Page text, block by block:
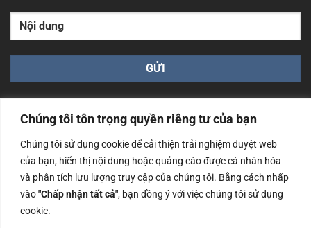
Chúng tôi tôn trọng quyền riêng tư của bạn
Chúng tôi sử dụng cookie để cải thiện trải nghiệm duyệt web
của bạn, hiển thị nội dung hoặc quảng cáo được cá nhân hóa
và phân tích lưu lượng truy cập của chúng tôi. Bằng cách nhấp
vào"Chấp nhận tất cả", bạn đồng ý với việc chúng tôi sử dụng
cookie.
Công ty TNHH Nam Bình Xương - Số ĐKKD: 0108783483
cấp ngày 14/06/2019 bởi Sở Kế Hoạch và Đầu Tư Tp. Hà
Nội
Copyrights @2023 Nam Binh Xuong. All Rights Reserved